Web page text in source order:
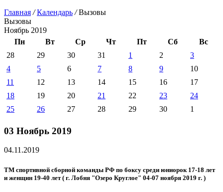
Главная / Календарь /Вызовы
Вызовы
Ноябрь 2019
Пн
Вт Ср Чт Пт Сб
Вс
28
29 30 31 1 2
3
4
5 6 7 8 9
10
11
12 13 14 15 16
17
18
19 20 21 22 23
24
25
26 27 28 29 30 1
03 Ноябрь 2019
04.11.2019
ТМ спортивной сборной команды РФ по боксу среди юниорок 17-18 лет
и женщин 19-40 лет ( г. Лобня "Озеро Круглое" 04-07 ноября 2019 г. )